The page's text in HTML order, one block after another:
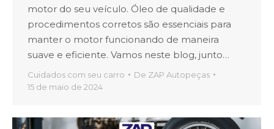
motor do seu veículo. Óleo de qualidade e
procedimentos corretos são essenciais para
manter o motor funcionando de maneira
suave e eficiente. Vamos neste blog, junto…
Cuidados com seu carro De ZAP Autopeças
15 de maio de 2024